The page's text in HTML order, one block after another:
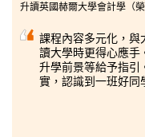
升讀英國赫爾大學會計學（
課程內容多元化，與
讀大學時更得心應手
升學前景等給予指引
實，認識到一班好同